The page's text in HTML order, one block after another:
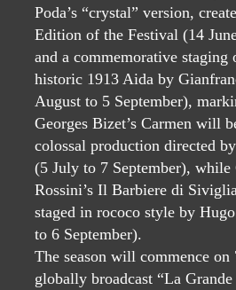
Poda’s “crystal” version,
Edition of the Festival (14
and a commemorative staging
historic 1913 Aida by
August to 5 September),
Georges Bizet’s Carmen will
colossal production directed
(5 July to 7 September), while
Rossini’s Il Barbiere di
staged in rococo style by
to 6 September).
The season will commence on
globally broadcast “La